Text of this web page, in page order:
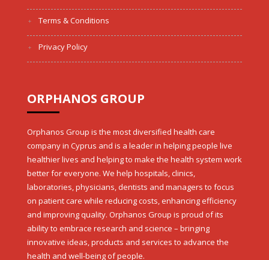
Terms & Conditions
Privacy Policy
ORPHANOS GROUP
Orphanos Group is the most diversified health care
company in Cyprus and is a leader in helping people live
healthier lives and helping to make the health system work
better for everyone. We help hospitals, clinics,
laboratories, physicians, dentists and managers to focus
on patient care while reducing costs, enhancing efficiency
and improving quality. Orphanos Group is proud of its
ability to embrace research and science – bringing
innovative ideas, products and services to advance the
health and well-being of people.